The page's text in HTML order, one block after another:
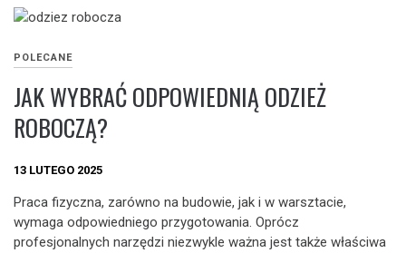
POLECANE
JAK WYBRAĆ ODPOWIEDNIĄ ODZIEŻ
ROBOCZĄ?
13 LUTEGO 2025
Praca fizyczna, zarówno na budowie, jak i w warsztacie,
wymaga odpowiedniego przygotowania. Oprócz
profesjonalnych narzędzi niezwykle ważna jest także właściwa